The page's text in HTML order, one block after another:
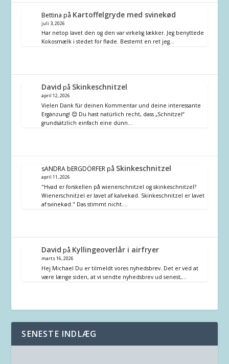
Bettina på Kartoffelgryde med svinekød
juli 3, 2026
Har netop lavet den og den var virkelig lækker. Jeg benyttede
Kokosmælk i stedet for fløde. Bestemt en ret jeg…
David på Skinkeschnitzel
april 12, 2026
Vielen Dank für deinen Kommentar und deine interessante
Ergänzung! 😊 Du hast natürlich recht, dass „Schnitzel“
grundsätzlich einfach eine dünn…
sANDRA bERGDÖRFERpå Skinkeschnitzel
april 11, 2026
"Hvad er forskellen på wienerschnitzel og skinkeschnitzel?
Wienerschnitzel er lavet af kalvekød. Skinkeschnitzel er lavet
af svinekød." Das stimmt nicht.…
David på Kyllingeoverlår i airfryer
marts 16, 2026
Hej Michael Du er tilmeldt vores nyhedsbrev. Det er ved at
være længe siden, at vi sendte nyhedsbrev ud senest,…
SENESTE INDLÆG